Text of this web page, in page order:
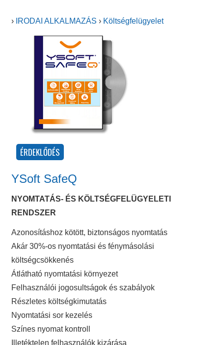
› IRODAI ALKALMAZÁS › Költségfelügyelet
YSoft SafeQ
NYOMTATÁS- ÉS KÖLTSÉGFELÜGYELETI
RENDSZER
Azonosításhoz kötött, biztonságos nyomtatás
Akár 30%-os nyomtatási és fénymásolási
költségcsökkenés
Átlátható nyomtatási környezet
Felhasználói jogosultságok és szabályok
Részletes költségkimutatás
Nyomtatási sor kezelés
Színes nyomat kontroll
Illetéktelen felhasználók kizárása